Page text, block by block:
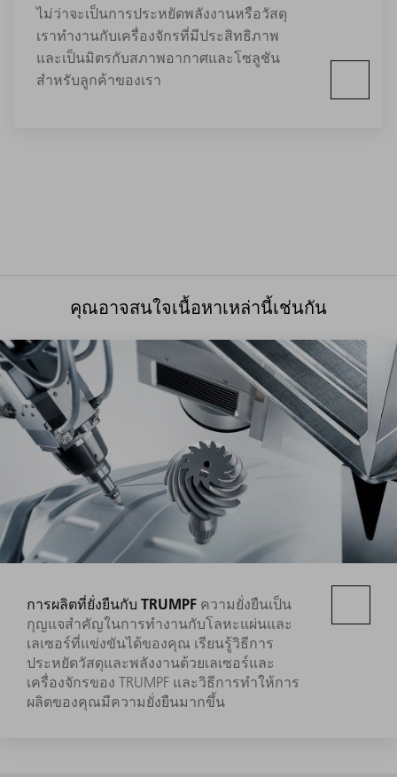
ไม่ว่าจะเป็นการประหยัดพลังงานหรือวัสดุ
เราทำงานกับเครื่องจักรที่มีประสิทธิภาพ
และเป็นมิตรกับสภาพอากาศและโซลูชัน
สำหรับลูกค้าของเรา
คุณอาจสนใจเนื้อหาเหล่านี้เช่นกัน
การผลิตที่ยั่งยืนกับ TRUMPF ความยั่งยืนเป็น
กุญแจสำคัญในการทำงานกับโลหะแผ่นและ
เลเซอร์ที่แข่งขันได้ของคุณ เรียนรู้วิธีการ
ประหยัดวัสดุและพลังงานด้วยเลเซอร์และ
เครื่องจักรของ TRUMPF และวิธีการทำให้การ
ผลิตของคุณมีความยั่งยืนมากขึ้น